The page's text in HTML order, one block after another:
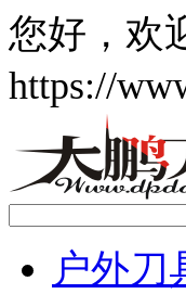
您好，欢
https://
户外刀